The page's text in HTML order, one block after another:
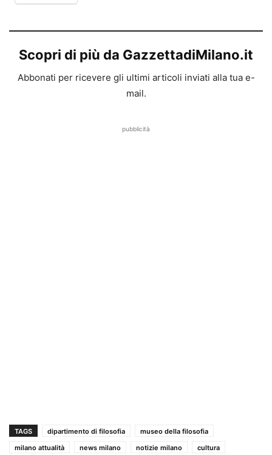
Scopri di più da GazzettadiMilano.it
Abbonati per ricevere gli ultimi articoli inviati alla tua e-
mail.
pubblicità
TAGS dipartimento di filosofia
museo della filosofia
milano attualità
news milano notizie milano
cultura